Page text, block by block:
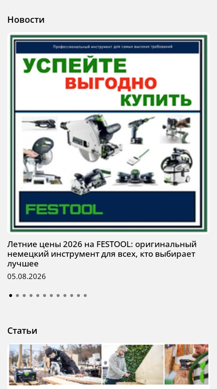
Новости
Летние цены 2026 на FESTOOL: оригинальный
немецкий инструмент для всех, кто выбирает
лучшее
05.08.2026
Статьи